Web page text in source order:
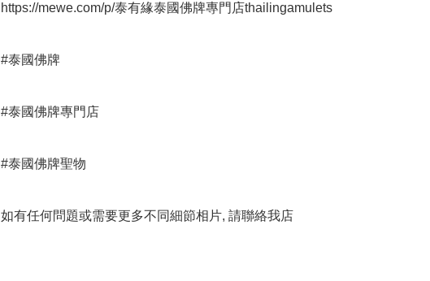
https://mewe.com/p/泰有緣泰國佛牌專門店thailingamulets
#泰國佛牌
#泰國佛牌專門店
#泰國佛牌聖物
如有任何問題或需要更多不同細節相片, 請聯絡我店